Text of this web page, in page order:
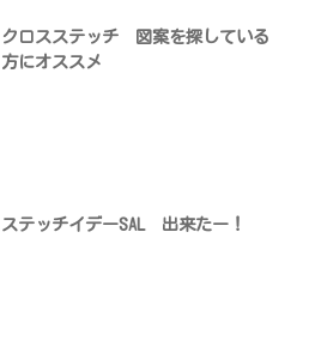
クロスステッチ 図案を探している
方にオススメ
ステッチイデーSAL 出来たー！